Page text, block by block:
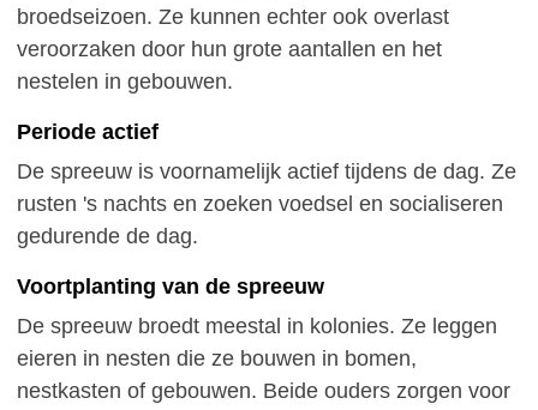
broedseizoen. Ze kunnen echter ook overlast
veroorzaken door hun grote aantallen en het
nestelen in gebouwen.
Periode actief
De spreeuw is voornamelijk actief tijdens de dag. Ze
rusten 's nachts en zoeken voedsel en socialiseren
gedurende de dag.
Voortplanting van de spreeuw
De spreeuw broedt meestal in kolonies. Ze leggen
eieren in nesten die ze bouwen in bomen,
nestkasten of gebouwen. Beide ouders zorgen voor